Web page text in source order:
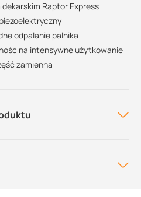
Raptor Express
odpalanie palnika
na intensywne użytkowanie
zamienna